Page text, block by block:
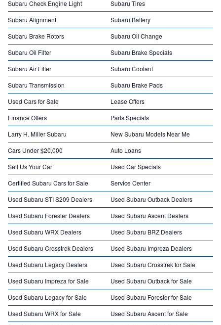
Subaru Check Engine Light
Subaru Tires
Subaru Alignment
Subaru Battery
Subaru Brake Rotors
Subaru Oil Change
Subaru Oil Filter
Subaru Brake Specials
Subaru Air Filter
Subaru Coolant
Subaru Transmission
Subaru Brake Pads
Used Cars for Sale
Lease Offers
Finance Offers
Parts Specials
Larry H. Miller Subaru
New Subaru Models Near Me
Cars Under $20,000
Auto Loans
Sell Us Your Car
Used Car Specials
Certified Subaru Cars for Sale
Service Center
Used Subaru STI S209 Dealers
Used Subaru Outback Dealers
Used Subaru Forester Dealers
Used Subaru Ascent Dealers
Used Subaru WRX Dealers
Used Subaru BRZ Dealers
Used Subaru Crosstrek Dealers
Used Subaru Impreza Dealers
Used Subaru Legacy Dealers
Used Subaru Crosstrek for Sale
Used Subaru Impreza for Sale
Used Subaru Outback for Sale
Used Subaru Legacy for Sale
Used Subaru Forester for Sale
Used Subaru WRX for Sale
Used Subaru Ascent for Sale